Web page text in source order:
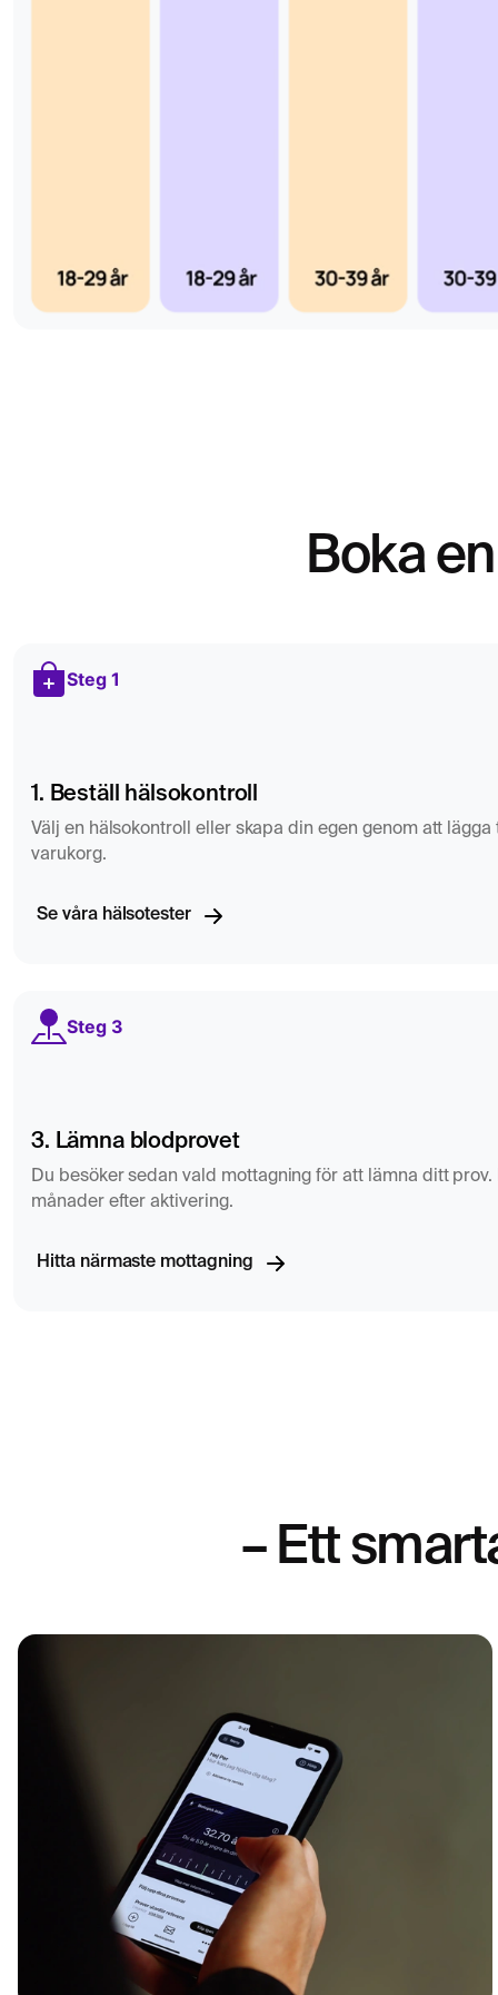
andra granulomatösa eller inflammatoriska sjukdomar.
Låga nivåer: Kan orsakas av behandling med ACE-
Referensvärden för S-ACE varierar mellan laboratorier, men
med övriga kliniska fynd.
Boka
Steg 1
1. Beställ hälsokontroll
Välj en hälsokontroll eller skapa din egen genom att
varukorg.
Se våra hälsotester
Steg 3
3. Lämna blodprovet
Du besöker sedan vald mottagning för att lämna ditt
månader efter aktivering.
Hitta närmaste mottagning
– Ett